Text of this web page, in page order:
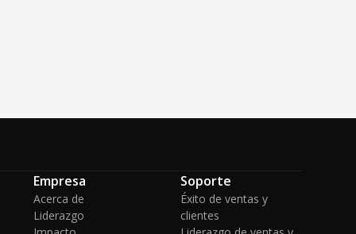
Empresa
Acerca de
Liderazgo
Soporte
Éxito de ventas y
clientes